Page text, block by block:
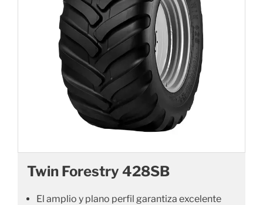
Twin Forestry 428SB
El amplio y plano perfil garantiza excelente